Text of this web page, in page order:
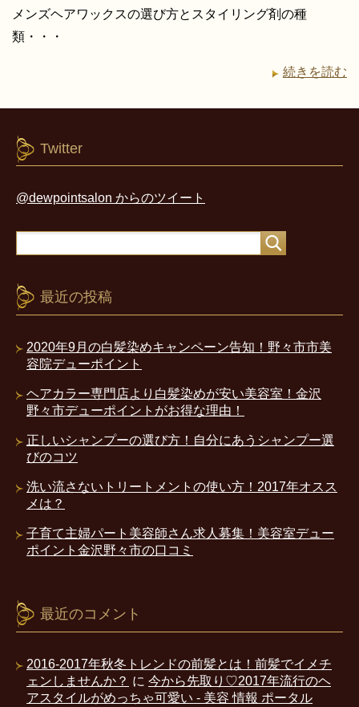
メンズヘアワックスの選び方とスタイリング剤の種
類・・・
続きを読む
Twitter
@dewpointsalon からのツイート
最近の投稿
2020年9月の白髪染めキャンペーン告知！野々市市美
容院デューポイント
ヘアカラー専門店より白髪染めが安い美容室！金沢
野々市デューポイントがお得な理由！
正しいシャンプーの選び方！自分にあうシャンプー選
びのコツ
洗い流さないトリートメントの使い方！2017年オスス
メは？
子育て主婦パート美容師さん求人募集！美容室デュー
ポイント金沢野々市の口コミ
最近のコメント
2016-2017年秋冬トレンドの前髪とは！前髪でイメチ
ェンしませんか？ に 今から先取り♡2017年流行のヘ
アスタイルがめっちゃ可愛い - 美容 情報 ポータル